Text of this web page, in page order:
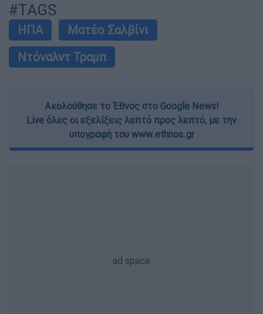
#TAGS
ΗΠΑ
Ματέο Σαλβίνι
Ντόναλντ Τραμπ
Ακολούθησε το Έθνος στο Google News!
Live όλες οι εξελίξεις λεπτό προς λεπτό, με την
υπογραφή του www.ethnos.gr